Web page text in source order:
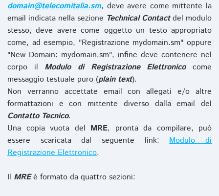
domain@telecomitalia.sm, deve avere come mittente la
email indicata nella sezione Technical Contactdel modulo
stesso, deve avere come oggetto un testo appropriato
come, ad esempio, "Registrazione mydomain.sm" oppure
"New Domain: mydomain.sm", infine deve contenere nel
corpo il Modulo di Registrazione Elettronicocome
messaggio testuale puro (plain text).
Non verranno accettate email con allegati e/o altre
formattazioni e con mittente diverso dalla email del
Contatto Tecnico.
Una copia vuota del MRE, pronta da compilare, può
essere scaricata dal seguente link:Modulo di
Registrazione Elettronico.
Il MREè formato da quattro sezioni: